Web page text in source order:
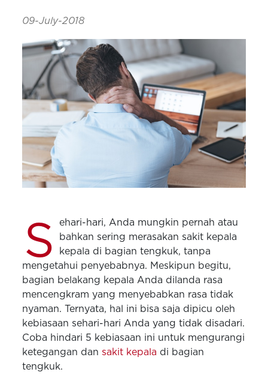
09-July-2018
S
ehari-hari, Anda mungkin pernah atau
bahkan sering merasakan sakit kepala
kepala di bagian tengkuk, tanpa
mengetahui penyebabnya. Meskipun begitu,
bagian belakang kepala Anda dilanda rasa
mencengkram yang menyebabkan rasa tidak
nyaman. Ternyata, hal ini bisa saja dipicu oleh
kebiasaan sehari-hari Anda yang tidak disadari.
Coba hindari 5 kebiasaan ini untuk mengurangi
ketegangan dansakit kepala di bagian
tengkuk.